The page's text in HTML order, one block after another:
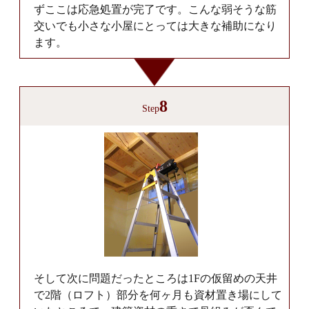
ずここは応急処置が完了です。こんな弱そうな筋
交いでも小さな小屋にとっては大きな補助になり
ます。
Step8
そして次に問題だったところは1Fの仮留めの天井
で2階（ロフト）部分を何ヶ月も資材置き場にして